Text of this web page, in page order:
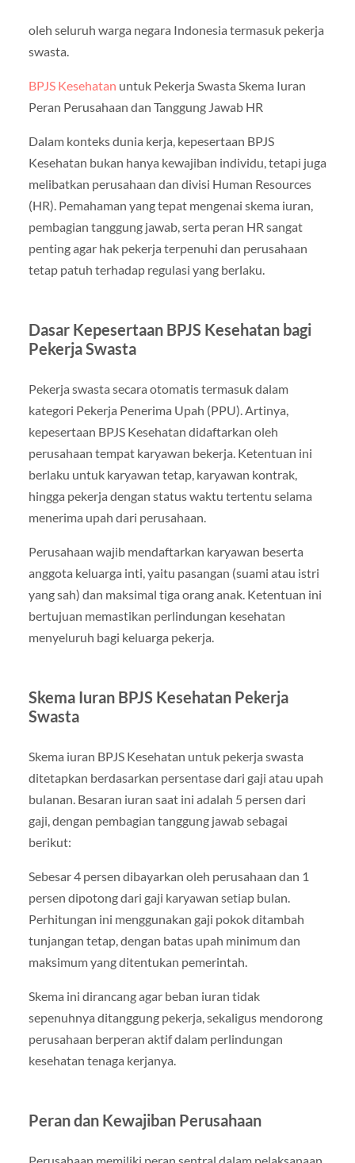
oleh seluruh warga negara Indonesia termasuk pekerja
swasta.
BPJS Kesehatan untuk Pekerja Swasta Skema Iuran
Peran Perusahaan dan Tanggung Jawab HR
Dalam konteks dunia kerja, kepesertaan BPJS
Kesehatan bukan hanya kewajiban individu, tetapi juga
melibatkan perusahaan dan divisi Human Resources
(HR). Pemahaman yang tepat mengenai skema iuran,
pembagian tanggung jawab, serta peran HR sangat
penting agar hak pekerja terpenuhi dan perusahaan
tetap patuh terhadap regulasi yang berlaku.
Dasar Kepesertaan BPJS Kesehatan bagi
Pekerja Swasta
Pekerja swasta secara otomatis termasuk dalam
kategori Pekerja Penerima Upah (PPU). Artinya,
kepesertaan BPJS Kesehatan didaftarkan oleh
perusahaan tempat karyawan bekerja. Ketentuan ini
berlaku untuk karyawan tetap, karyawan kontrak,
hingga pekerja dengan status waktu tertentu selama
menerima upah dari perusahaan.
Perusahaan wajib mendaftarkan karyawan beserta
anggota keluarga inti, yaitu pasangan (suami atau istri
yang sah) dan maksimal tiga orang anak. Ketentuan ini
bertujuan memastikan perlindungan kesehatan
menyeluruh bagi keluarga pekerja.
Skema Iuran BPJS Kesehatan Pekerja
Swasta
Skema iuran BPJS Kesehatan untuk pekerja swasta
ditetapkan berdasarkan persentase dari gaji atau upah
bulanan. Besaran iuran saat ini adalah 5 persen dari
gaji, dengan pembagian tanggung jawab sebagai
berikut:
Sebesar 4 persen dibayarkan oleh perusahaan dan 1
persen dipotong dari gaji karyawan setiap bulan.
Perhitungan ini menggunakan gaji pokok ditambah
tunjangan tetap, dengan batas upah minimum dan
maksimum yang ditentukan pemerintah.
Skema ini dirancang agar beban iuran tidak
sepenuhnya ditanggung pekerja, sekaligus mendorong
perusahaan berperan aktif dalam perlindungan
kesehatan tenaga kerjanya.
Peran dan Kewajiban Perusahaan